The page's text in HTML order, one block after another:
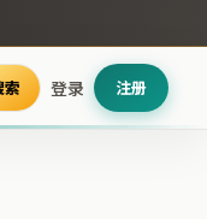
索 登录 注册